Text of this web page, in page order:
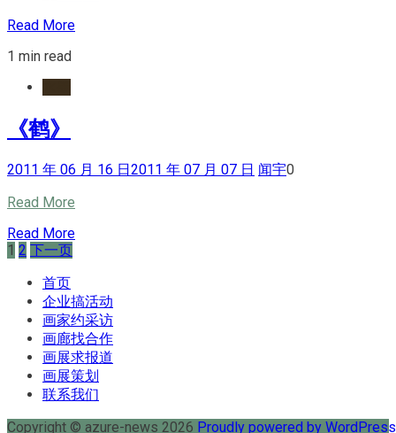
Read More
1 min read
《鹤》
2011 年 06 月 16 日2011 年 07 月 07 日 闻宇0
Read More
Read More
文
1 2 下一页
首页
企业搞活动
画家约采访
画廊找合作
画展求报道
画展策划
联系我们
Copyright © azure-news 2026 Proudly powered by